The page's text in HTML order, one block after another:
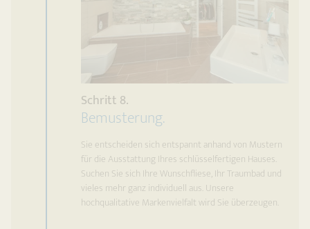
Schritt 8.
Bemusterung.
Sie entscheiden sich entspannt anhand von Mustern
für die Ausstattung Ihres schlüsselfertigen Hauses.
Suchen Sie sich Ihre Wunschfliese, Ihr Traumbad und
vieles mehr ganz individuell aus. Unsere
hochqualitative Markenvielfalt wird Sie überzeugen.